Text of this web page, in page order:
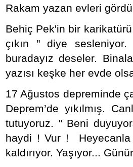
Rakam yazan evleri
Behiç Pek'in bir
çıkın " diye
buradayız deseler.
yazısı keşke her evde
17 Ağustos depreminde
Deprem’de yıkılmış.
tutuyoruz. " Beni
haydi ! Vur ! Heyecanla
kaldırıyor. Yaşıyor...